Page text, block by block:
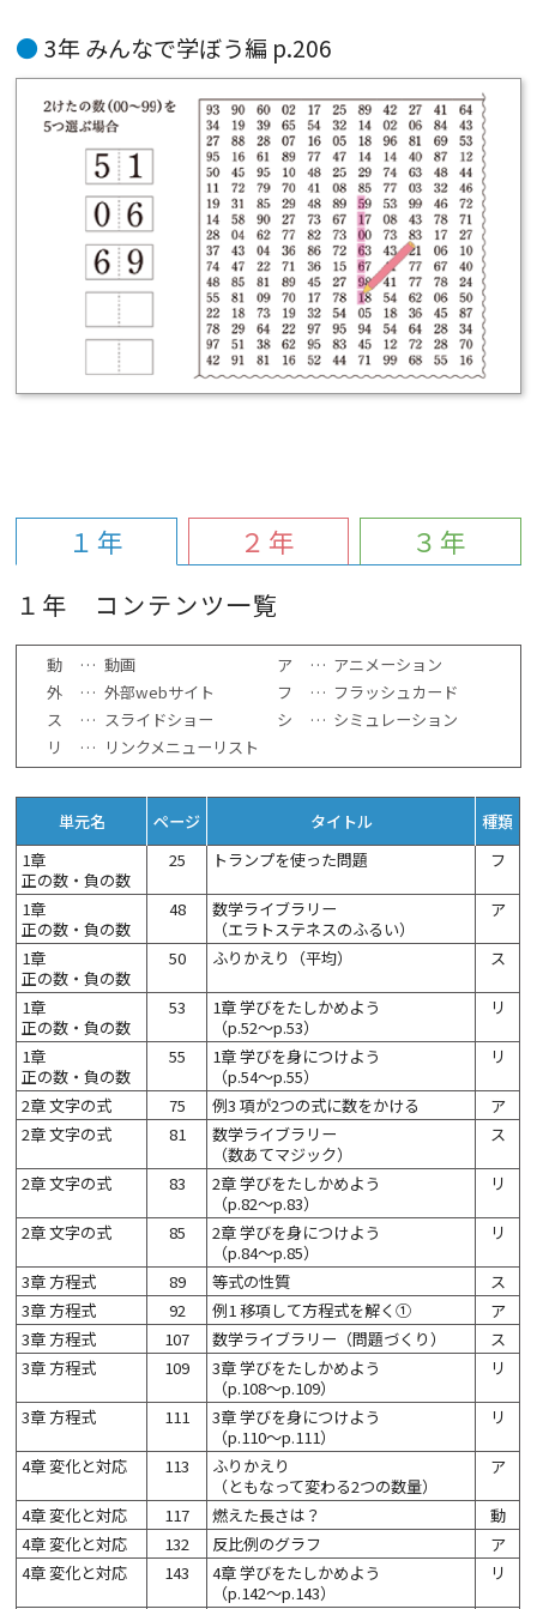
3年 みんなで学ぼう編 p.206
１年 ２年 ３年
１年 コンテンツ一覧
動 … 動画 ア … アニメーション
外
… 外部webサイト フ … フラッシュカード
ス
… スライドショー シ … シミュレーション
リ
… リンクメニューリスト
単元名 ページ タイトル
種類
1章
正の数・負の数
25 トランプを使った問題 フ
1章
正の数・負の数
48
数学ライブラリー
（エラトステネスのふるい）
ア
1章
正の数・負の数
50 ふりかえり（平均） ス
1章
正の数・負の数
53
1章 学びをたしかめよう
（p.52～p.53）
リ
1章
正の数・負の数
55
1章 学びを身につけよう
（p.54～p.55）
リ
2章 文字の式 75 例3 項が2つの式に数をかける
ア
2章 文字の式
81
数学ライブラリー
（数あてマジック）
ス
2章 文字の式 83
2章 学びをたしかめよう
（p.82～p.83）
リ
2章 文字の式 85
2章 学びを身につけよう
（p.84～p.85）
リ
3章 方程式 89 等式の性質
ス
3章 方程式
92 例1 移項して方程式を解く①
ア
3章 方程式
107 数学ライブラリー（問題づくり）
ス
3章 方程式
109
3章 学びをたしかめよう
（p.108～p.109）
リ
3章 方程式 111
3章 学びを身につけよう
（p.110～p.111）
リ
4章 変化と対応 113
ふりかえり
（ともなって変わる2つの数量）
ア
4章 変化と対応 117 燃えた長さは？
動
4章 変化と対応
132 反比例のグラフ
ア
4章 変化と対応
143
4章 学びをたしかめよう
（p.142～p.143）
リ